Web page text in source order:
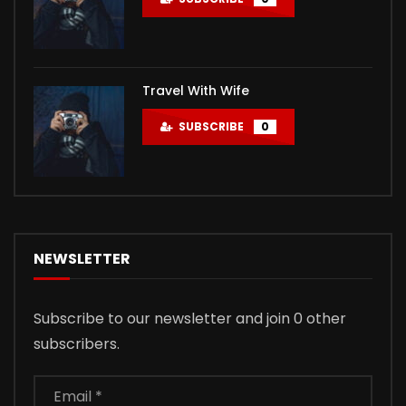
Travel With Wife
SUBSCRIBE 0
NEWSLETTER
Subscribe to our newsletter and join 0 other
subscribers.